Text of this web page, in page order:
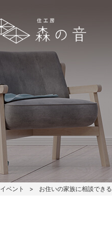
イベント お住いの家族に相談でき